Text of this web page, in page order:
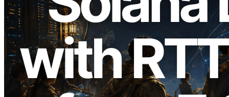
2026.08.05
ERPC 擴展 Solana Leader Slot API：新
增全球 7 個區域的 Ping 測量 —
Validators Information API 同步上線